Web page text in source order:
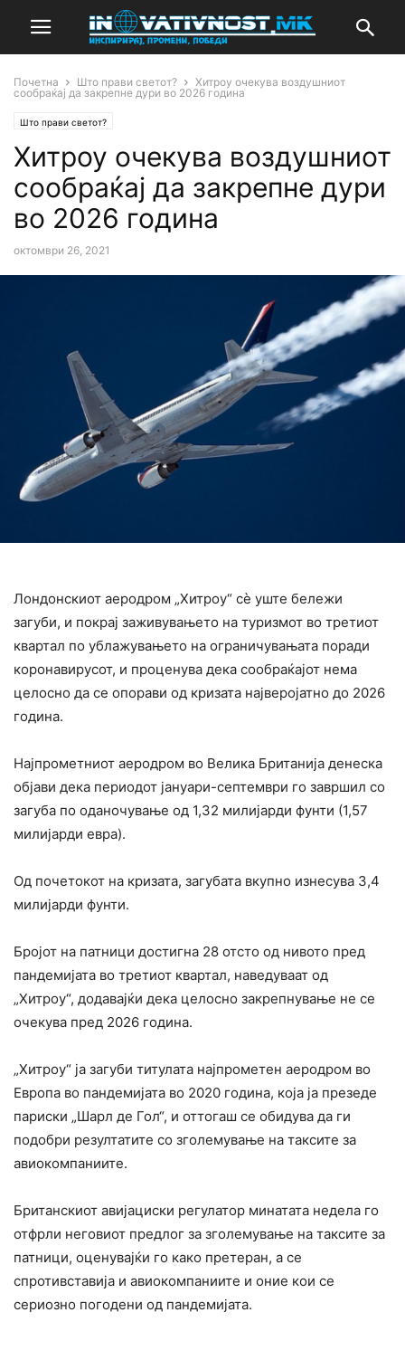
Почетна Што прави светот?
Хитроу очекува воздушниот
сообраќај да закрепне дури во 2026 година
Што прави светот?
Хитроу очекува воздушниот
сообраќај да закрепне дури
во 2026 година
октомври 26, 2021
Лондонскиот аеродром „Хитроу“ сè уште бележи
загуби, и покрај заживувањето на туризмот во третиот
квартал по ублажувањето на ограничувањата поради
коронавирусот, и проценува дека сообраќајот нема
целосно да се опорави од кризата најверојатно до 2026
година.
Најпрометниот аеродром во Велика Британија денеска
објави дека периодот јануари-септември го завршил со
загуба по оданочување од 1,32 милијарди фунти (1,57
милијарди евра).
Од почетокот на кризата, загубата вкупно изнесува 3,4
милијарди фунти.
Бројот на патници достигна 28 отсто од нивото пред
пандемијата во третиот квартал, наведуваат од
„Хитроу“, додавајќи дека целосно закрепнување не се
очекува пред 2026 година.
„Хитроу“ ја загуби титулата најпрометен аеродром во
Европа во пандемијата во 2020 година, која ја презеде
париски „Шарл де Гол“, и оттогаш се обидува да ги
подобри резултатите со зголемување на таксите за
авиокомпаниите.
Британскиот авијациски регулатор минатата недела го
отфрли неговиот предлог за зголемување на таксите за
патници, оценувајќи го како претеран, а се
спротивставија и авиокомпаниите и оние кои се
сериозно погодени од пандемијата.